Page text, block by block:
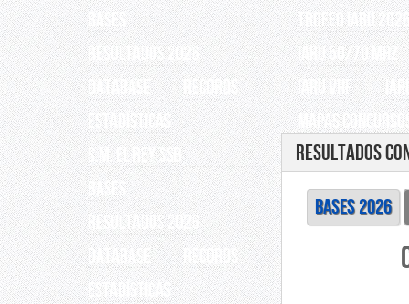
BASES
RESULTADOS 2026
Database
Records
ESTADÍSTICAS
S.M. EL REY SSB
BASES
RESULTADOS 2026
Database
Records
ESTADÍSTICAS
TROFEO IARU
IARU 50/70 Mhz
IARU VHF
Mapas
Resultados
BASES 2026